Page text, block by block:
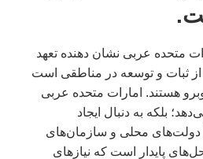
متحده عربی نشان دهنده تعهد
ثبات و توسعه در مناطقی است
هستند. امارات متحده عربی
بلکه به دنبال ایجاد
دولت‌های محلی و سازمان‌های
پایدار است که نیازهای